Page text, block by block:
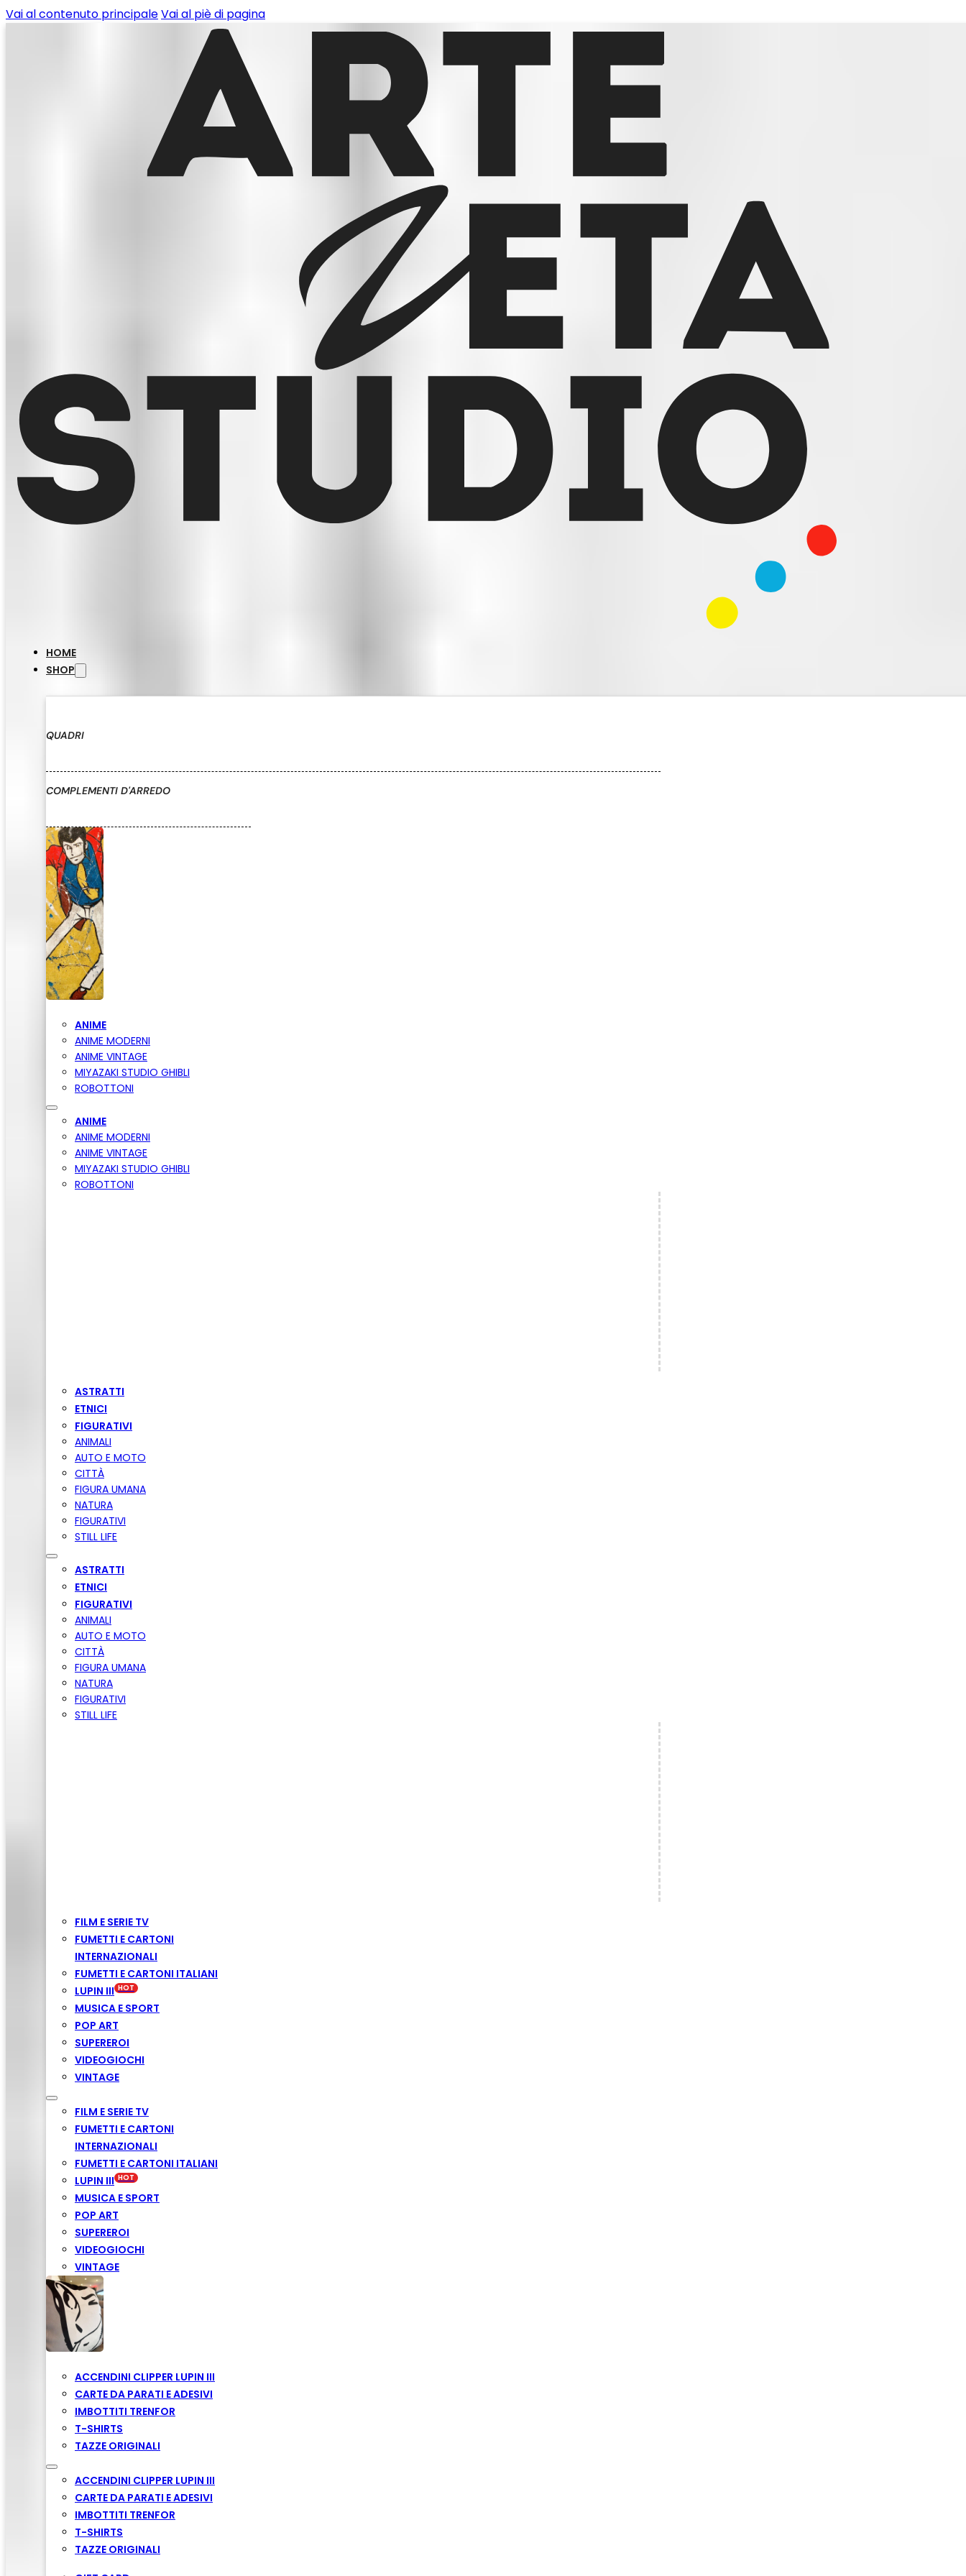
Vai al contenuto principaleVai al piè di pagina
HOME
SHOP
QUADRI
COMPLEMENTI D'ARREDO
ANIME
ANIME MODERNI
ANIME VINTAGE
MIYAZAKI STUDIO GHIBLI
ROBOTTONI
ANIME
ANIME MODERNI
ANIME VINTAGE
MIYAZAKI STUDIO GHIBLI
ROBOTTONI
ASTRATTI
ETNICI
FIGURATIVI
ANIMALI
AUTO E MOTO
CITTÀ
FIGURA UMANA
NATURA
FIGURATIVI
STILL LIFE
ASTRATTI
ETNICI
FIGURATIVI
ANIMALI
AUTO E MOTO
CITTÀ
FIGURA UMANA
NATURA
FIGURATIVI
STILL LIFE
FILM E SERIE TV
FUMETTI E CARTONI
INTERNAZIONALI
FUMETTI E CARTONI ITALIANI
LUPIN III
MUSICA E SPORT
POP ART
SUPEREROI
VIDEOGIOCHI
VINTAGE
FILM E SERIE TV
FUMETTI E CARTONI
INTERNAZIONALI
FUMETTI E CARTONI ITALIANI
LUPIN III
MUSICA E SPORT
POP ART
SUPEREROI
VIDEOGIOCHI
VINTAGE
ACCENDINI CLIPPER LUPIN III
CARTE DA PARATI E ADESIVI
IMBOTTITI TRENFOR
T-SHIRTS
TAZZE ORIGINALI
ACCENDINI CLIPPER LUPIN III
CARTE DA PARATI E ADESIVI
IMBOTTITI TRENFOR
T-SHIRTS
TAZZE ORIGINALI